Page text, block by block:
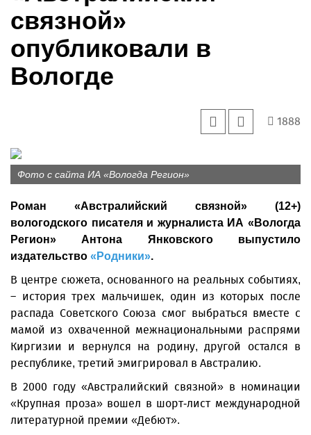
связной»
опубликовали в
Вологде
1888
Фото с сайта ИА «Вологда Регион»
Роман «Австралийский связной» (12+)
вологодского писателя и журналиста ИА «Вологда
Регион» Антона Янковского выпустило
издательство «Родники».
В центре сюжета, основанного на реальных событиях,
– история трех мальчишек, один из которых после
распада Советского Союза смог выбраться вместе с
мамой из охваченной межнациональными распрями
Киргизии и вернулся на родину, другой остался в
республике, третий эмигрировал в Австралию.
В 2000 году «Австралийский связной» в номинации
«Крупная проза» вошел в шорт-лист международной
литературной премии «Дебют».